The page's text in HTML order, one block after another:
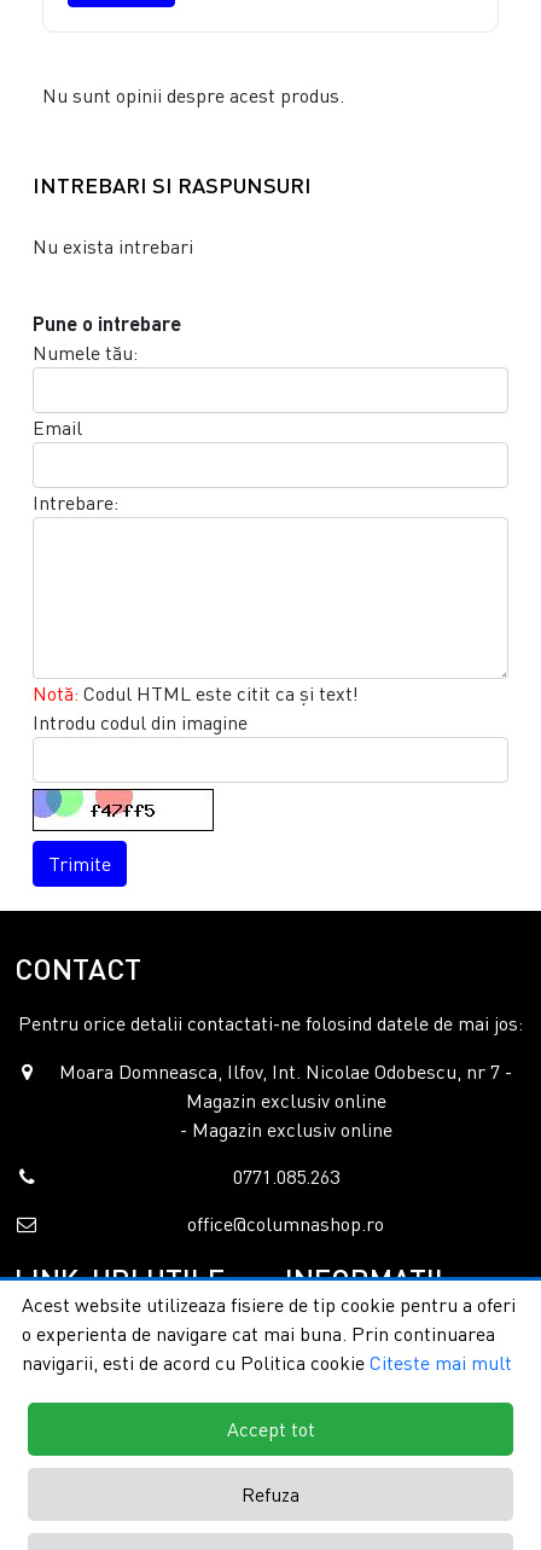
Nu sunt opinii despre acest produs.
INTREBARI SI RASPUNSURI
Nu exista intrebari
Pune o intrebare
Numele tău:
Email
Intrebare:
Notă: Codul HTML este citit ca şi text!
Introdu codul din imagine
Trimite
CONTACT
Pentru orice detalii contactati-ne folosind datele de mai jos:
Moara Domneasca, Ilfov, Int. Nicolae Odobescu, nr 7 -
Magazin exclusiv online
- Magazin exclusiv online
0771.085.263
office@columnashop.ro
LINK-URI UTILE
Acasa
Despre noi
Formular retur
INFORMATII
Garantie si service
Detalii livrare
Termeni si conditii
Copyright © 2026 - ColumnaShop |
Acest website utilizeaza fisiere de tip cookie pentru a oferi
o experienta de navigare cat mai buna. Prin continuarea
navigarii, esti de acord cu Politica cookie Citeste mai mult
Accept tot
Refuza